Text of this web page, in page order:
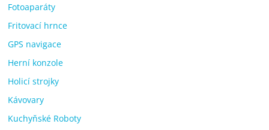
Fotoaparáty
Fritovací hrnce
GPS navigace
Herní konzole
Holicí strojky
Kávovary
Kuchyňské Roboty